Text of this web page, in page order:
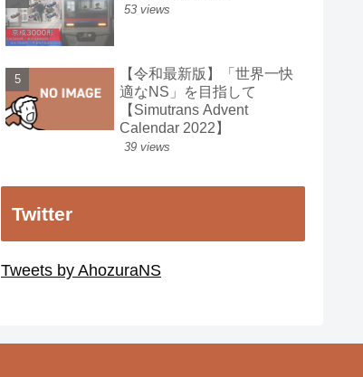
53 views
【令和最新版】「世界一快
適なNS」を目指して
【Simutrans Advent
Calendar 2022】
39 views
Twitter
Tweets by AhozuraNS